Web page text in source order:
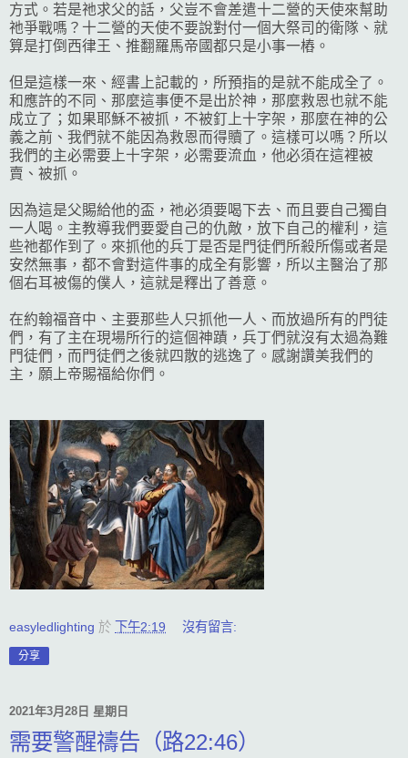
方式。若是祂求父的話，父豈不會差遣十二營的天使來幫助
祂爭戰嗎？十二營的天使不要說對付一個大祭司的衛隊、就
算是打倒西律王、推翻羅馬帝國都只是小事一樁。
但是這樣一來、經書上記載的，所預指的是就不能成全了。
和應許的不同、那麼這事便不是出於神，那麼救恩也就不能
成立了；如果耶穌不被抓，不被釘上十字架，那麼在神的公
義之前、我們就不能因為救恩而得贖了。這樣可以嗎？所以
我們的主必需要上十字架，必需要流血，他必須在這裡被
賣、被抓。
因為這是父賜給他的盃，祂必須要喝下去、而且要自己獨自
一人喝。主教導我們要愛自己的仇敵，放下自己的權利，這
些祂都作到了。來抓他的兵丁是否是門徒們所殺所傷或者是
安然無事，都不會對這件事的成全有影響，所以主醫治了那
個右耳被傷的僕人，這就是釋出了善意。
在約翰福音中、主要那些人只抓他一人、而放過所有的門徒
們，有了主在現場所行的這個神蹟，兵丁們就沒有太過為難
門徒們，而門徒們之後就四散的逃逸了。感謝讚美我們的
主，願上帝賜福給你們。
easyledlighting 於 下午2:19 沒有留言:
分享
2021年3月28日 星期日
需要警醒禱告（路22:46）